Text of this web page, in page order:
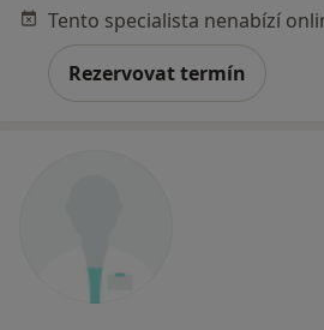
Rezervovat termín